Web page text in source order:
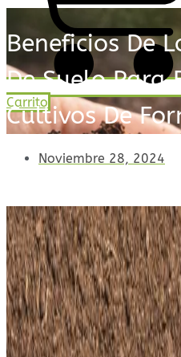
Carrito
Beneficios De
De Suelo Para
Cultivos De
Noviembre 28, 2024